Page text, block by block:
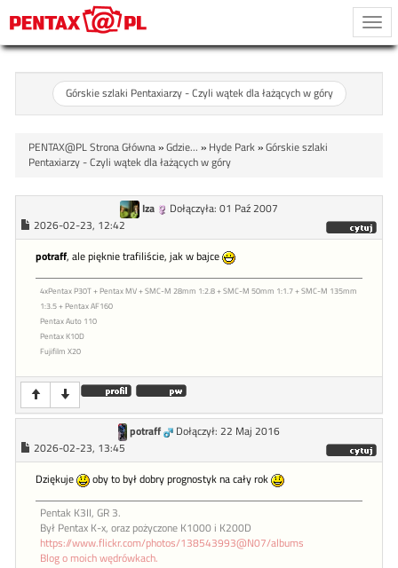
Górskie szlaki Pentaxiarzy - Czyli wątek dla łażących w góry
PENTAX@PL Strona Główna»Gdzie... » Hyde Park»Górskie szlaki
Pentaxiarzy - Czyli wątek dla łażących w góry
Iza
Dołączyła: 01 Paź 2007
2026-02-23, 12:42
potraff, ale pięknie trafiliście, jak w bajce
4xPentax P30T + Pentax MV + SMC-M 28mm 1:2.8 + SMC-M 50mm 1:1.7 + SMC-M 135mm
1:3.5 + Pentax AF160
Pentax Auto 110
Pentax K10D
Fujifilm X20
potraff
Dołączył: 22 Maj 2016
2026-02-23, 13:45
Dziękuje
oby to był dobry prognostyk na cały rok
Pentak K3II, GR 3.
Był Pentax K-x, oraz pożyczone K1000 i K200D
https://www.flickr.com/photos/138543993@N07/albums
Blog o moich wędrówkach.